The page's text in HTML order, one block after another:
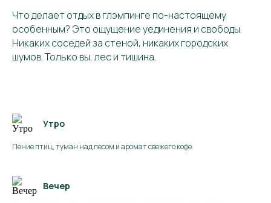
Что делает отдых в глэмпинге по-настоящему
особенным? Это ощущение уединения и свободы.
Никаких соседей за стеной, никаких городских
шумов. Только вы, лес и тишина.
Утро
Пение птиц, туман над лесом и аромат свежего кофе.
Вечер